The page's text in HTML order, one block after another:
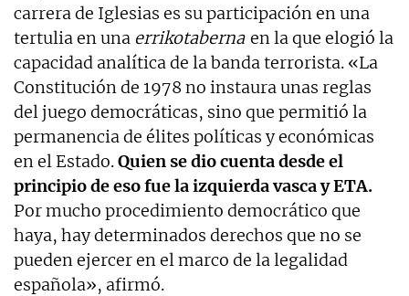
carrera de Iglesias es su participación en una
tertulia en una errikotaberna en la que elogió la
capacidad analítica de la banda terrorista. «La
Constitución de 1978 no instaura unas reglas
del juego democráticas, sino que permitió la
permanencia de élites políticas y económicas
en el Estado.Quien se dio cuenta desde el
principio de eso fue la izquierda vasca y ETA.
Por mucho procedimiento democrático que
haya, hay determinados derechos que no se
pueden ejercer en el marco de la legalidad
española», afirmó.